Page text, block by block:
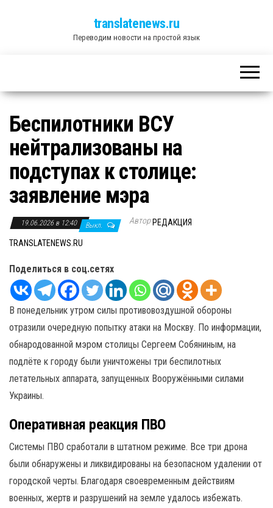
translatenews.ru
Переводим новости на простой язык
Беспилотники ВСУ
нейтрализованы на
подступах к столице:
заявление мэра
19.06.2026 в 12:40 Выкл. Автор РЕДАКЦИЯ
TRANSLATENEWS.RU
Поделиться в соц.сетях
В понедельник утром силы противовоздушной обороны
отразили очередную попытку атаки на Москву. По информации,
обнародованной мэром столицы Сергеем Собяниным, на
подлёте к городу были уничтожены три беспилотных
летательных аппарата, запущенных Вооружёнными силами
Украины.
Оперативная реакция ПВО
Системы ПВО сработали в штатном режиме. Все три дрона
были обнаружены и ликвидированы на безопасном удалении от
городской черты. Благодаря своевременным действиям
военных, жертв и разрушений на земле удалось избежать.